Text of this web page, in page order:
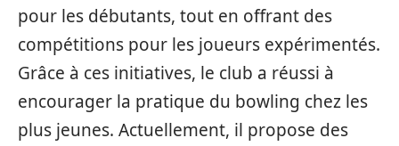
pour les débutants, tout en offrant des
compétitions pour les joueurs expérimentés.
Grâce à ces initiatives, le club a réussi à
encourager la pratique du bowling chez les
plus jeunes. Actuellement, il propose des